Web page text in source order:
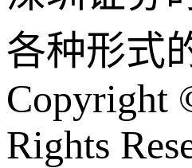
各种形式
Copyright
Rights